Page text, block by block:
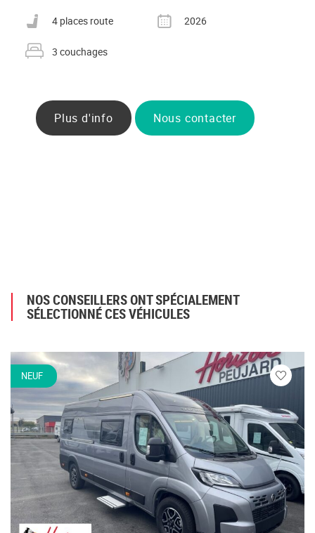
Nombre de places carte grise
4 places route
Année
2026
Nombre de couchages
3 couchages
Plus d'info Nous contacter
NOS CONSEILLERS ONT SPÉCIALEMENT
SÉLECTIONNÉ CES VÉHICULES
NEUF
Veuillez